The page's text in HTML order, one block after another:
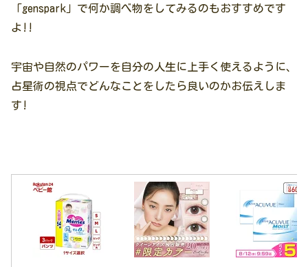
「genspark」で何か調べ物をしてみるのもおすすめです
よ!!
宇宙や自然のパワーを自分の人生に上手く使えるように、
占星術の視点でどんなことをしたら良いのかお伝えしま
す!